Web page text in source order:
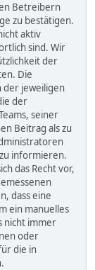
Betreibern
zu bestätigen.
aktiv
sind. Wir
der
Die
der jeweiligen
der
seiner
Beitrag als zu
informieren.
das Recht vor,
dass eine
ein manuelles
nicht immer
oder
die in